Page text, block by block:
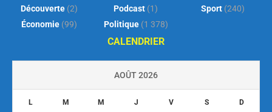
Découverte (2)
Économie (99)
Podcast (1)
Politique(1 378)
Sport(240)
CALENDRIER
AOÛT 2026
L M M J V S D